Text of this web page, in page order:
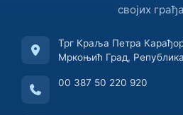
својих
Трг Краља Петра
Мркоњић Град,
00 387 50 220 920